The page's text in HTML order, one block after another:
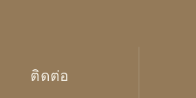
ติดต่อ